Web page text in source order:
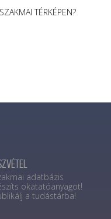
TÉRKÉPEN?
adatbázis
okatatóanyagot!
a tudástárba!